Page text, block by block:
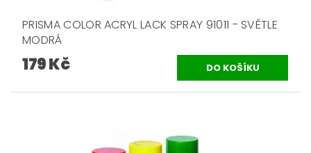
PRISMA COLOR ACRYL LACK SPRAY 91011 - SVĚTLE
MODRÁ
179 Kč